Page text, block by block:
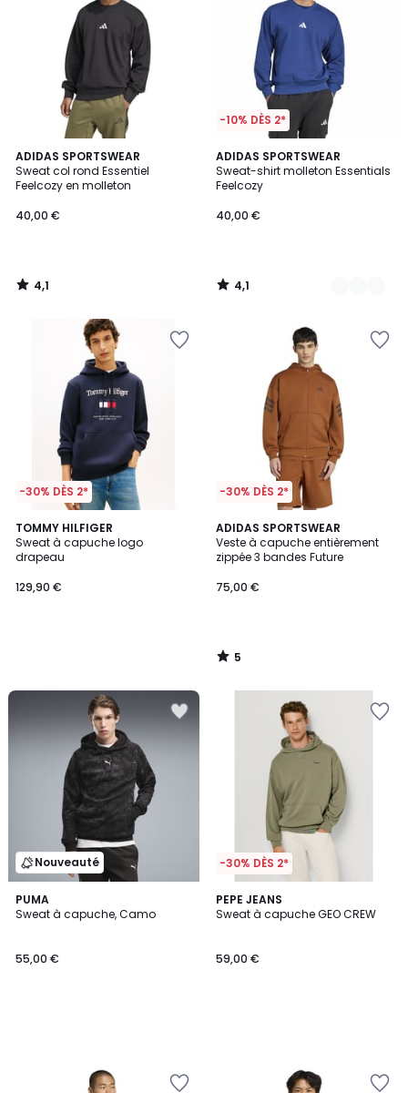
ADIDAS SPORTSWEAR
Sweat col rond Essentiel
Feelcozy en molleton
40,00 €
4,1
/ 5
4,1
/
-10% DÈS 2*
ADIDAS SPORTSWEAR
Sweat-shirt molleton Essentials
Feelcozy
40,00 €
4,1
/ 5
2
Couleurs
4,1
/
-30% DÈS 2*
TOMMY HILFIGER
Sweat à capuche logo
drapeau
129,90 €
-30% DÈS 2*
ADIDAS SPORTSWEAR
Veste à capuche entièrement
zippée 3 bandes Future
75,00 €
5
/
5
5
/
Nouveauté
PUMA
Sweat à capuche, Camo
55,00 €
-30% DÈS 2*
PEPE JEANS
Sweat à capuche GEO CREW
59,00 €